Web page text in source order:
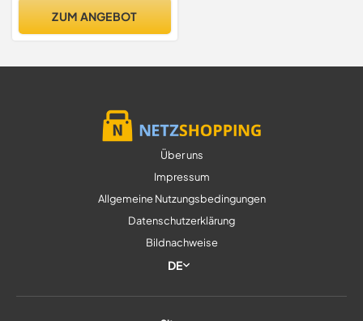
ZUM ANGEBOT
Über uns
Impressum
Allgemeine Nutzungsbedingungen
Datenschutzerklärung
Bildnachweise
DE